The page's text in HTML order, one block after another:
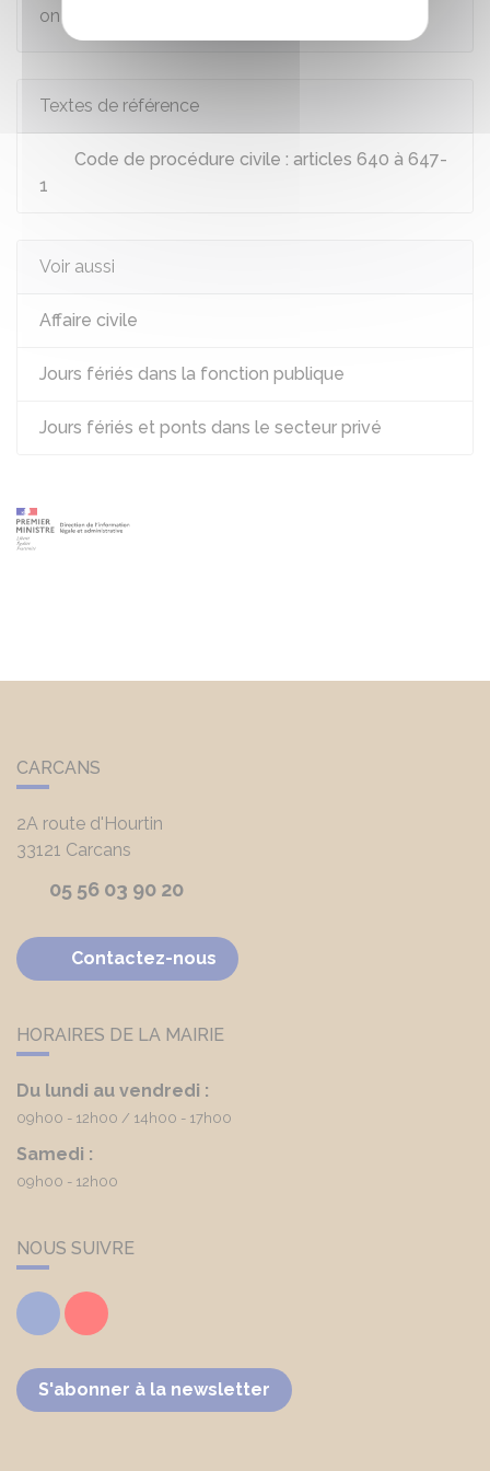
on ajoute un délai exprimé en
Textes de référence
Code de procédure civile : articles 640 à 647-
1
Voir aussi
Affaire civile
Jours fériés dans la fonction publique
Jours fériés et ponts dans le secteur privé
CARCANS
2A route d'Hourtin
33121 Carcans
05 56 03 90 20
Contactez-nous
HORAIRES DE LA MAIRIE
Du lundi au vendredi :
09h00 - 12h00 14h00 - 17h00
Samedi :
09h00 - 12h00
NOUS SUIVRE
FacebookYoutube
S'abonner à la newsletter